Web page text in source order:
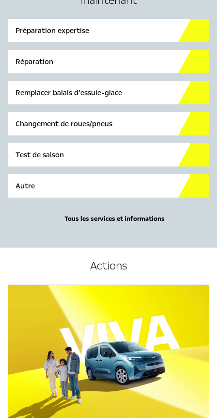
Préparation expertise
Réparation
Remplacer balais d’essuie-glace
Changement de roues/pneus
Test de saison
Autre
Tous les services et informations
Actions